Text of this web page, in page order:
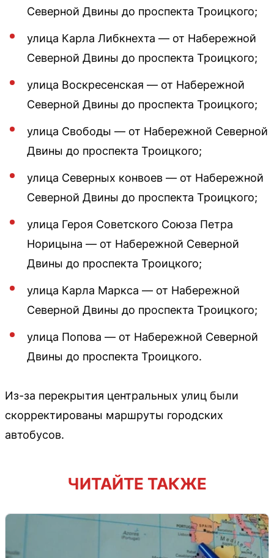
Северной Двины до проспекта Троицкого;
улица Карла Либкнехта — от Набережной
Северной Двины до проспекта Троицкого;
улица Воскресенская — от Набережной
Северной Двины до проспекта Троицкого;
улица Свободы — от Набережной Северной
Двины до проспекта Троицкого;
улица Северных конвоев — от Набережной
Северной Двины до проспекта Троицкого;
улица Героя Советского Союза Петра
Норицына — от Набережной Северной
Двины до проспекта Троицкого;
улица Карла Маркса — от Набережной
Северной Двины до проспекта Троицкого;
улица Попова — от Набережной Северной
Двины до проспекта Троицкого.
Из-за перекрытия центральных улиц были
скорректированы маршруты городских
автобусов.
ЧИТАЙТЕ ТАКЖЕ